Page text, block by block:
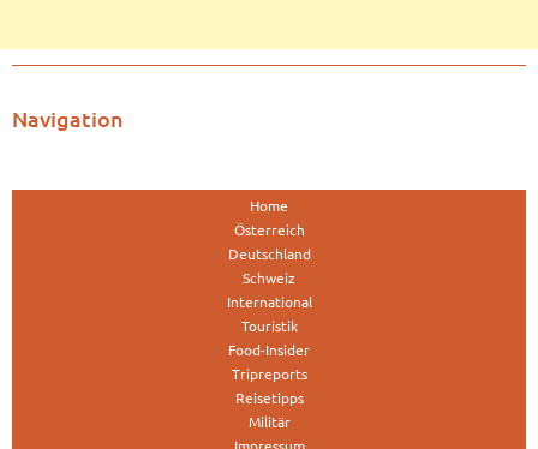
Navigation
Home
Österreich
Deutschland
Schweiz
International
Touristik
Food-Insider
Tripreports
Reisetipps
Militär